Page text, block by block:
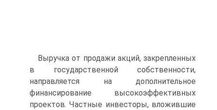
Выручка от продажи акций, закрепленных
в государственной собственности,
направляется на дополнительное
финансирование высокоэффективных
проектов. Частные инвесторы, вложившие